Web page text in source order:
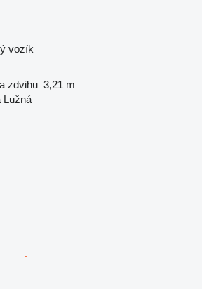
vozík
zdvihu 3,21 m
Lužná